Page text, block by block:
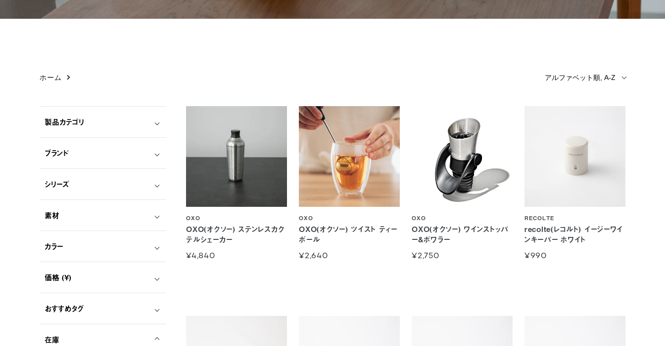
ホーム
製品カテゴリ
ブランド
シリーズ
素材
カラー
価格 (¥)
おすすめタグ
在庫
OXO(オクソー) ステンレスカク
テルシェーカー
OXO
¥4,840
OXO(オクソー) ツイスト ティー
ボール
OXO
¥2,640
OXO(オクソー) ワインストッパ
ー&ポワラー
OXO
¥2,750
recolte(レコルト) イージーワイ
ンキーパー ホワイト
RECOLTE
¥990